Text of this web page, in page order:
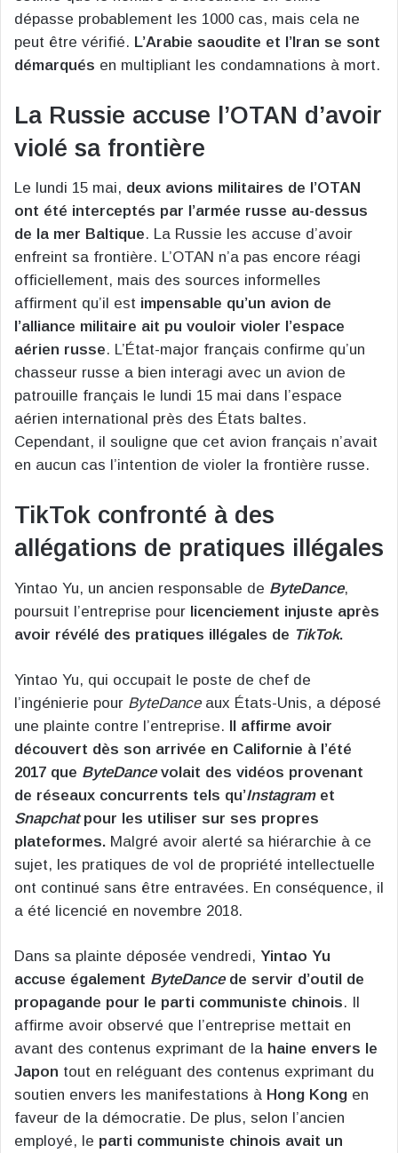
dépasse probablement les 1000 cas, mais cela ne
peut être vérifié. L’Arabie saoudite et l’Iran se sont
démarqués en multipliant les condamnations à mort.
La Russie accuse l’OTAN d’avoir
violé sa frontière
Le lundi 15 mai, deux avions militaires de l’OTAN
ont été interceptés par l’armée russe au-dessus
de la mer Baltique. La Russie les accuse d’avoir
enfreint sa frontière. L’OTAN n’a pas encore réagi
officiellement, mais des sources informelles
affirment qu’il est impensable qu’un avion de
l’alliance militaire ait pu vouloir violer l’espace
aérien russe. L’État-major français confirme qu’un
chasseur russe a bien interagi avec un avion de
patrouille français le lundi 15 mai dans l’espace
aérien international près des États baltes.
Cependant, il souligne que cet avion français n’avait
en aucun cas l’intention de violer la frontière russe.
TikTok confronté à des
allégations de pratiques illégales
Yintao Yu, un ancien responsable de ByteDance,
poursuit l’entreprise pour licenciement injuste après
avoir révélé des pratiques illégales de TikTok.
Yintao Yu, qui occupait le poste de chef de
l’ingénierie pour ByteDanceaux États-Unis, a déposé
une plainte contre l’entreprise. Il affirme avoir
découvert dès son arrivée en Californie à l’été
2017 que ByteDancevolait des vidéos provenant
de réseaux concurrents tels qu’Instagramet
Snapchatpour les utiliser sur ses propres
plateformes. Malgré avoir alerté sa hiérarchie à ce
sujet, les pratiques de vol de propriété intellectuelle
ont continué sans être entravées. En conséquence, il
a été licencié en novembre 2018.
Dans sa plainte déposée vendredi, Yintao Yu
accuse également ByteDancede servir d’outil de
propagande pour le parti communiste chinois. Il
affirme avoir observé que l’entreprise mettait en
avant des contenus exprimant de la haine envers le
Japon tout en reléguant des contenus exprimant du
soutien envers les manifestations à Hong Kong en
faveur de la démocratie. De plus, selon l’ancien
employé, le parti communiste chinois avait un